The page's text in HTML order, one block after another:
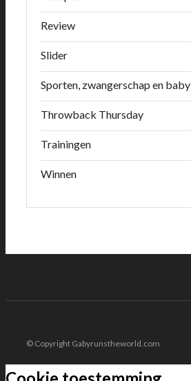
Review
Slider
Sporten, zwangerschap en baby
Throwback Thursday
Trainingen
Winnen
© Copyright Gabyrunstheworld.com